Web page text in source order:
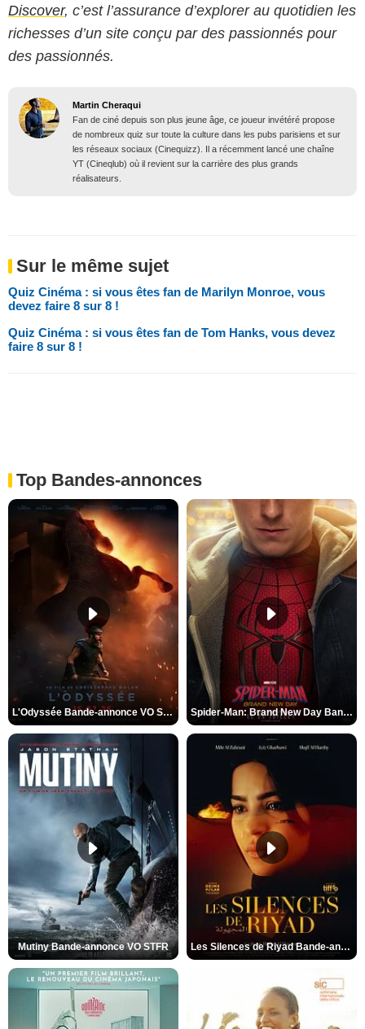
Discover, c’est l’assurance d’explorer au quotidien les
richesses d’un site conçu par des passionnés pour
des passionnés.
Martin Cheraqui
Fan de ciné depuis son plus jeune âge, ce joueur invétéré propose
de nombreux quiz sur toute la culture dans les pubs parisiens et sur
les réseaux sociaux (Cinequizz). Il a récemment lancé une chaîne
YT (Cineqlub) où il revient sur la carrière des plus grands
réalisateurs.
Sur le même sujet
Quiz Cinéma : si vous êtes fan de Marilyn Monroe, vous
devez faire 8 sur 8 !
Quiz Cinéma : si vous êtes fan de Tom Hanks, vous devez
faire 8 sur 8 !
Top Bandes-annonces
L'Odyssée Bande-annonce VO STFR Spider-Man: Brand New Day Bande-annonce VO STFR
Mutiny Bande-annonce VO STFR Les Silences de Riyad Bande-annonce VO STFR